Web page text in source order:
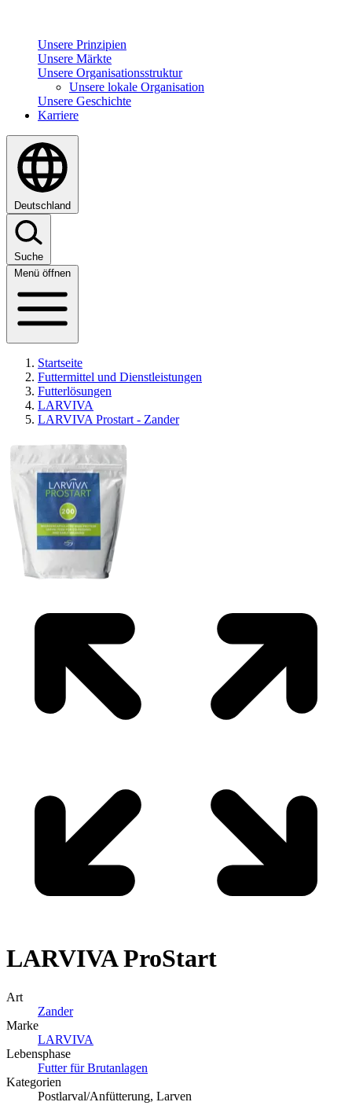
Unsere Prinzipien
Unsere Märkte
Unsere Organisationsstruktur
Unsere lokale Organisation
Unsere Geschichte
Karriere
Deutschland
Suche
Menü öffnen
Startseite
Futtermittel und Dienstleistungen
Futterlösungen
LARVIVA
LARVIVA Prostart - Zander
LARVIVA ProStart
Art
Zander
Marke
LARVIVA
Lebensphase
Futter für Brutanlagen
Kategorien
Postlarval/Anfütterung, Larven